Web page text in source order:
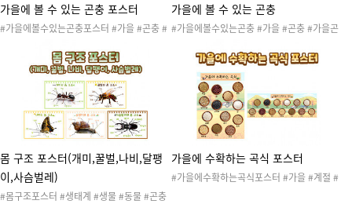
가을에 볼 수 있는 곤충 포스터
#가을에볼수있는곤충포스터 #가을 #곤충 #
동 #가을자료 #가을포스터 #가을벽보 #가을
곤충포스터 #가을곤충벽보 #가을교수자료 #
포스터 #벽보 #곤충포스터 #가을환경구성 #
가을에 볼 수 있는 곤충
#가을에볼수있는곤충 #가을 #곤충 #가을곤
을자료 #가을포스터 #가을벽보 #가을곤충포
스터 #가을곤충벽보 #가을교수자료 #포스터
#벽보 #곤충포스터 #가을환경구성 #환경구
몸 구조 포스터(개미,꿀벌,나비,달팽
이,사슴벌레)
#몸구조포스터 #생태계 #생물 #동물 #곤충
가을에 수확하는 곡식 포스터
#가을에수확하는곡식포스터 #가을 #계절 #